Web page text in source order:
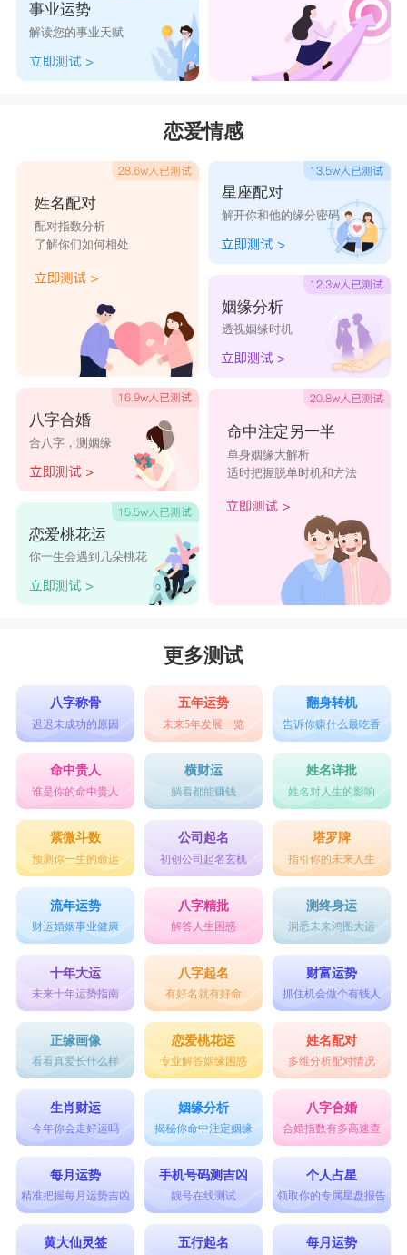
事业运势
解读您的事业天赋
恋爱情感
姓名配对
配对指数分析
了解你们如何相处
八字合婚
合八字，测姻缘
恋爱桃花运
你一生会遇到几朵桃花
星座配对
解开你和他的缘分密码
姻缘分析
透视姻缘时机
命中注定另一半
单身姻缘大解析
适时把握脱单时机和方法
更多测试
八字称骨
迟迟未成功的原因
五年运势
未来5年发展一览
翻身转机
告诉你赚什么最吃香
命中贵人
谁是你的命中贵人
横财运
躺着都能赚钱
姓名详批
姓名对人生的影响
紫微斗数
预测你一生的命运
公司起名
初创公司起名玄机
塔罗牌
指引你的未来人生
流年运势
财运婚姻事业健康
八字精批
解答人生困惑
测终身运
洞悉未来鸿图大运
十年大运
未来十年运势指南
八字起名
有好名就有好命
财富运势
抓住机会做个有钱人
正缘画像
看看真爱长什么样
恋爱桃花运
专业解答姻缘困惑
姓名配对
多维分析配对情况
生肖财运
今年你会走好运吗
姻缘分析
揭秘你命中注定姻缘
八字合婚
合婚指数有多高速查
每月运势
精准把握每月运势吉凶
手机号码测吉凶
靓号在线测试
个人占星
领取你的专属星盘报告
黄大仙灵签 五行起名 每月运势